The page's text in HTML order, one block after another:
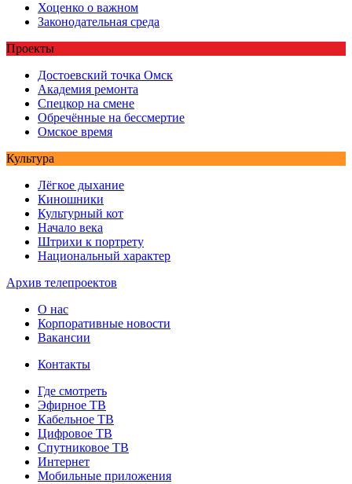
Хоценко о важном
Законодательная среда
Проекты
Достоевский точка Омск
Академия ремонта
Спецкор на смене
Обречённые на бессмертие
Омское время
Культура
Лёгкое дыхание
Киношники
Культурный кот
Начало века
Штрихи к портрету
Национальный характер
Архив телепроектов
О нас
Корпоративные новости
Вакансии
Контакты
Где смотреть
Эфирное ТВ
Кабельное ТВ
Цифровое ТВ
Спутниковое ТВ
Интернет
Мобильные приложения